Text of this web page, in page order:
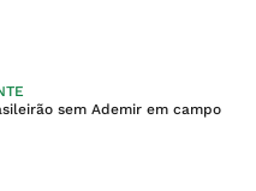
sem Ademir em campo